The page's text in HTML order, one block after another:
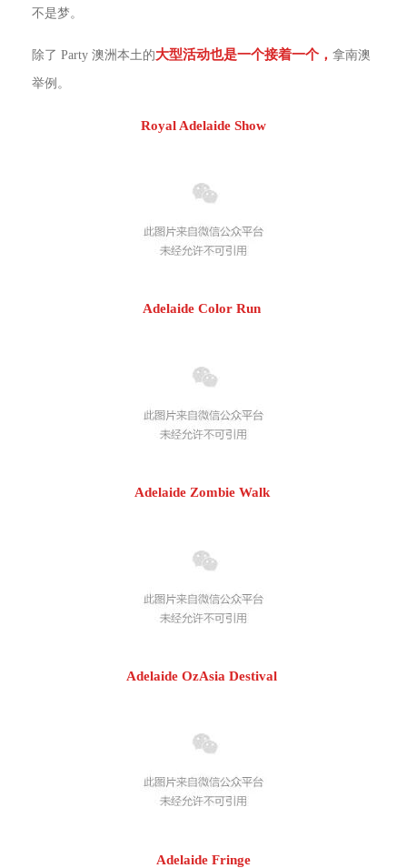
不是梦。
除了 Party 澳洲本土的大型活动也是一个接着一个， 拿南澳
举例。
Royal Adelaide Show
Adelaide Color Run
Adelaide Zombie Walk
Adelaide OzAsia Destival
Adelaide Fringe